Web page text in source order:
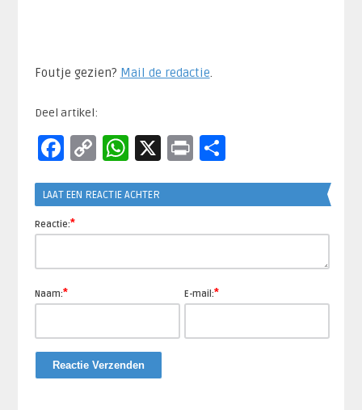
Foutje gezien? Mail de redactie.​
Deel artikel:
Facebook
CopyWhatsApp
X PrintDelen
LAAT EEN REACTIE ACHTER
Reactie:*
Naam:* E-mail:*